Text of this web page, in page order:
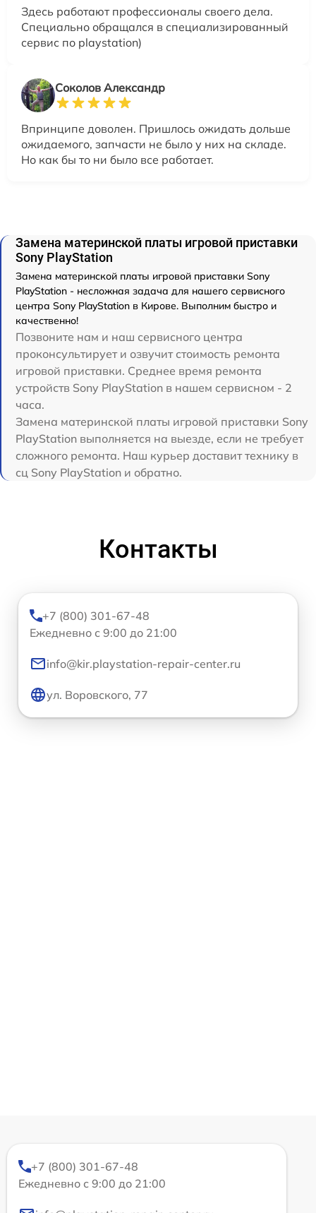
Здесь работают профессионалы своего дела.
Специально обращался в специализированный
сервис по playstation)
Соколов Александр
Впринципе доволен. Пришлось ожидать дольше
ожидаемого, запчасти не было у них на складе.
Но как бы то ни было все работает.
Замена материнской платы игровой приставки
Sony PlayStation
Замена материнской платы игровой приставки Sony
PlayStation - несложная задача для нашего сервисного
центра Sony PlayStation в Кирове. Выполним быстро и
качественно!
Позвоните нам и наш сервисного центра
проконсультирует и озвучит стоимость ремонта
игровой приставки. Среднее время ремонта
устройств Sony PlayStation в нашем сервисном - 2
часа.
Замена материнской платы игровой приставки Sony
PlayStation выполняется на выезде, если не требует
сложного ремонта. Наш курьер доставит технику в
сц Sony PlayStation и обратно.
Контакты
+7 (800) 301-67-48
Ежедневно с 9:00 до 21:00
info@kir.playstation-repair-center.ru
ул. Воровского, 77
+7 (800) 301-67-48
Ежедневно с 9:00 до 21:00